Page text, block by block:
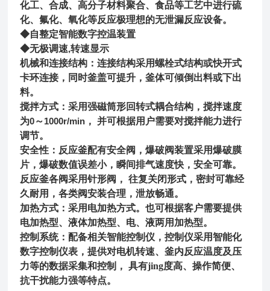
化工、合成、高分子材料聚合、食品等工艺中进行硫
化、氟化、氧化等反应极理想的无泄漏反应设备。
◆自整定智能数字控温装置
◆无极调速,转速显示
机械和连接结构：连接结构采用螺栓式结构或快开式
卡环连接，同时釜盖可提升，釜体可倾倒出料或下出
料。
搅拌方式：采用强磁筒形回转式耦合结构，搅拌速度
为0～1000r/min ， 并可根据用户需要对搅拌能力进行
调节。
安全性：反应釜配有安全阀，爆破阀装置采用爆破膜
片，爆破数值误差小，瞬间排气速度快，安全可靠。
反应釜各阀采用针形阀， 往复关闭形式，密封可靠经
久耐用，各类阀安装合理，泄放畅通。
加热方式：采用电加热方式。也可根据客户需要提供
电加热型、液体加热型、电、液两用加热型。
控制系统：配备相关智能控制仪，控制仪采用智能化
数字控制仪表，提供对电机转速、釜内反应温度及压
力等的数据采集和控制， 具有jing度高、操作简便、
抗干扰能力强等特点。